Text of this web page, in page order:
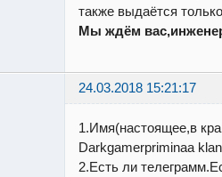
также выдаётся
Мы ждём
24.03.2018 15:21:17
1.Имя(настоящее,в
Darkgamerpriminaa klan
2.Есть ли